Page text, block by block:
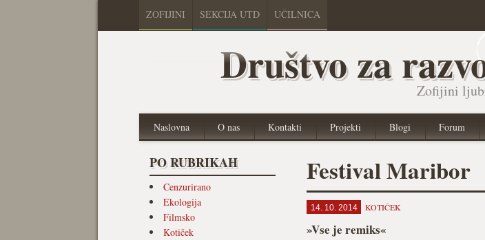
ZOFIJINI SEKCIJA UTD UČILNICA
Društvo za
Zofijini
Naslovna O nas Kontakti Projekti Blogi Forum
PO RUBRIKAH
Cenzurirano
Ekologija
Filmsko
Kotiček
Festival Maribor
14. 10. 2014 KOTIČEK
»Vse je remiks«